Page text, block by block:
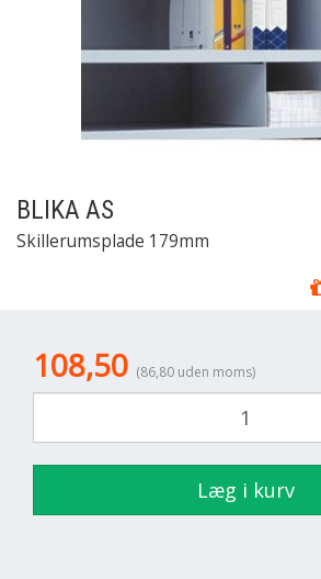
BLIKA AS
Skillerumsplade 179mm
108,50 (86,80 uden moms)
Læg i kurv